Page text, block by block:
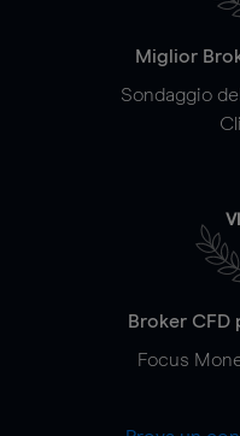
Miglior
Sondaggio
Broker CFD
Focus